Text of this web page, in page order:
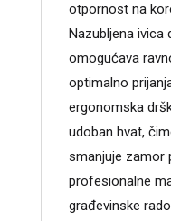
otpornost na
Nazubljena ivica
omogućava
optimalno
ergonomska
udoban hvat,
smanjuje zamor
profesionalne
građevinske